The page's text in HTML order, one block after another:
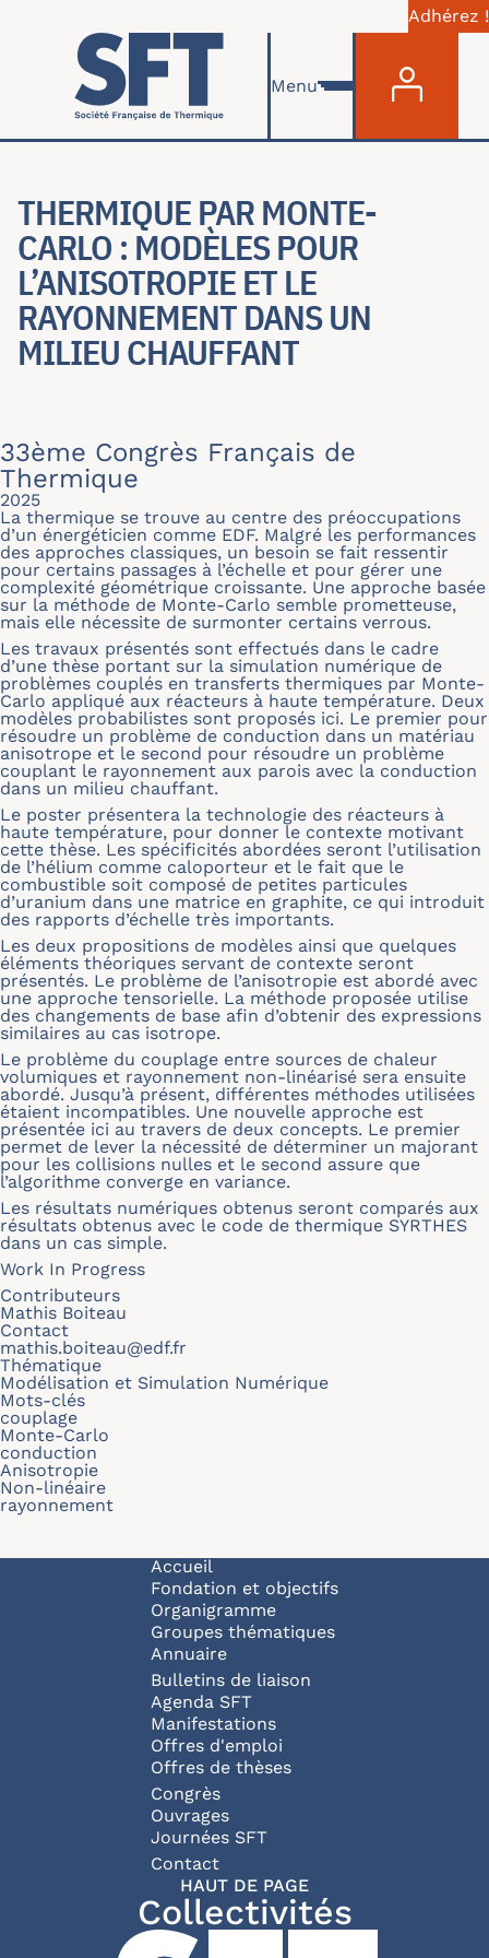
Aller au contenu principal
Adhérez !
Menu
THERMIQUE PAR MONTE-
CARLO : MODÈLES POUR
L’ANISOTROPIE ET LE
RAYONNEMENT DANS UN
MILIEU CHAUFFANT
33ème Congrès Français de
Thermique
2025
La thermique se trouve au centre des préoccupations
d’un énergéticien comme EDF. Malgré les performances
des approches classiques, un besoin se fait ressentir
pour certains passages à l’échelle et pour gérer une
complexité géométrique croissante. Une approche basée
sur la méthode de Monte-Carlo semble prometteuse,
mais elle nécessite de surmonter certains verrous.
Les travaux présentés sont effectués dans le cadre
d’une thèse portant sur la simulation numérique de
problèmes couplés en transferts thermiques par Monte-
Carlo appliqué aux réacteurs à haute température. Deux
modèles probabilistes sont proposés ici. Le premier pour
résoudre un problème de conduction dans un matériau
anisotrope et le second pour résoudre un problème
couplant le rayonnement aux parois avec la conduction
dans un milieu chauffant.
Le poster présentera la technologie des réacteurs à
haute température, pour donner le contexte motivant
cette thèse. Les spécificités abordées seront l’utilisation
de l’hélium comme caloporteur et le fait que le
combustible soit composé de petites particules
d’uranium dans une matrice en graphite, ce qui introduit
des rapports d’échelle très importants.
Les deux propositions de modèles ainsi que quelques
éléments théoriques servant de contexte seront
présentés. Le problème de l’anisotropie est abordé avec
une approche tensorielle. La méthode proposée utilise
des changements de base afin d’obtenir des expressions
similaires au cas isotrope.
Le problème du couplage entre sources de chaleur
volumiques et rayonnement non-linéarisé sera ensuite
abordé. Jusqu’à présent, différentes méthodes utilisées
étaient incompatibles. Une nouvelle approche est
présentée ici au travers de deux concepts. Le premier
permet de lever la nécessité de déterminer un majorant
pour les collisions nulles et le second assure que
l’algorithme converge en variance.
Les résultats numériques obtenus seront comparés aux
résultats obtenus avec le code de thermique SYRTHES
dans un cas simple.
Work In Progress
Contributeurs
Mathis Boiteau
Contact
mathis.boiteau@edf.fr
Thématique
Modélisation et Simulation Numérique
Mots-clés
couplage
Monte-Carlo
conduction
Anisotropie
Non-linéaire
rayonnement
Navigation principale
Accueil
Fondation et objectifs
Organigramme
Groupes thématiques
Annuaire
Bulletins de liaison
Agenda SFT
Manifestations
Offres d'emploi
Offres de thèses
Congrès
Ouvrages
Journées SFT
Pied de page
Contact
HAUT DE PAGE
Collectivités